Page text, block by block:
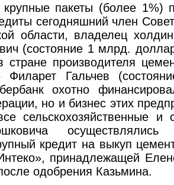
крупные пакеты (более 1%)
сегодняшний член
области, владелец
(состояние 1 млрд.
стране производителя
Филарет Гальчев
охотно
но и бизнес этих
сельскохозяйственные и
кредит на выкуп
принадлежащей
одобрения Казьмина.